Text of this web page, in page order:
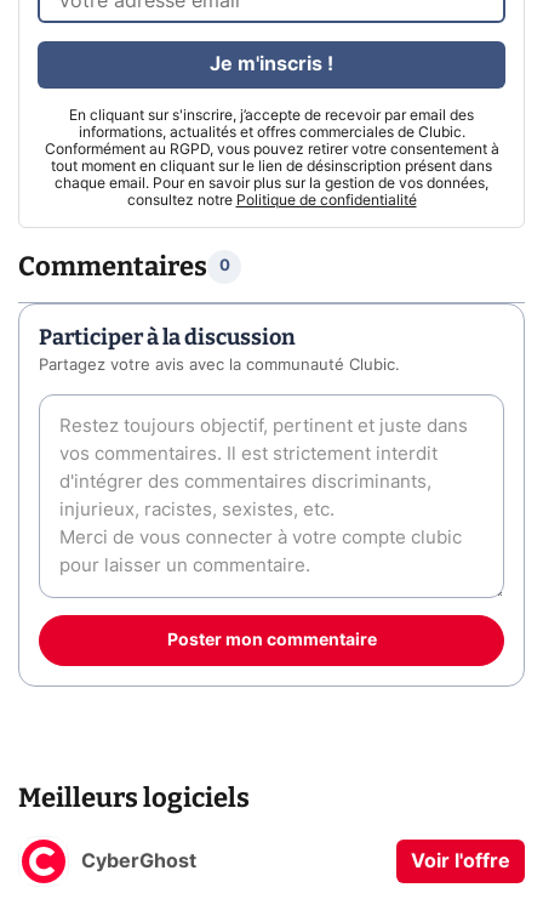
En cliquant sur s'inscrire, j’accepte de recevoir par email des
informations, actualités et offres commerciales de Clubic.
Conformément au RGPD, vous pouvez retirer votre consentement à
tout moment en cliquant sur le lien de désinscription présent dans
chaque email. Pour en savoir plus sur la gestion de vos données,
consultez notre Politique de confidentialité
Je m'inscris !
Commentaires 0
Participer à la discussion
Partagez votre avis avec la communauté Clubic.
Poster mon commentaire
Meilleurs logiciels
CyberGhost Voir l'offre